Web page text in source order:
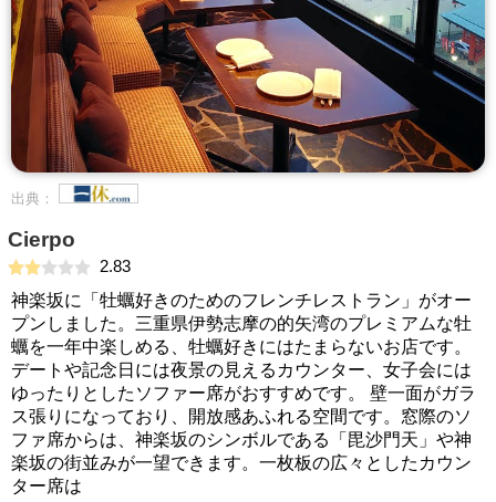
出典：
Cierpo
2.83
神楽坂に「牡蠣好きのためのフレンチレストラン」がオー
プンしました。三重県伊勢志摩の的矢湾のプレミアムな牡
蠣を一年中楽しめる、牡蠣好きにはたまらないお店です。
デートや記念日には夜景の見えるカウンター、女子会には
ゆったりとしたソファー席がおすすめです。 壁一面がガラ
ス張りになっており、開放感あふれる空間です。窓際のソ
ファ席からは、神楽坂のシンボルである「毘沙門天」や神
楽坂の街並みが一望できます。一枚板の広々としたカウン
ター席は